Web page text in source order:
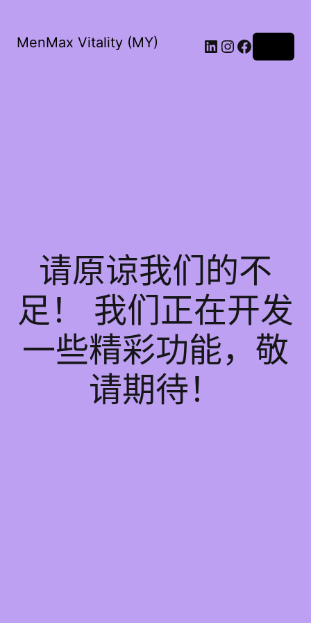
MenMax Vitality (MY) LinkedIn
Instagram
请原谅我们的不
足！ 我们正在开发
一些精彩功能，敬
请期待！